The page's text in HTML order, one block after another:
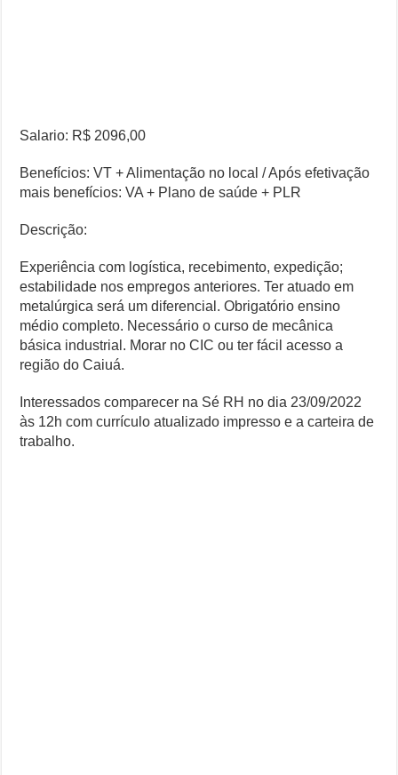
Salario: R$ 2096,00
Benefícios: VT + Alimentação no local / Após efetivação
mais benefícios: VA + Plano de saúde + PLR
Descrição:
Experiência com logística, recebimento, expedição;
estabilidade nos empregos anteriores. Ter atuado em
metalúrgica será um diferencial. Obrigatório ensino
médio completo. Necessário o curso de mecânica
básica industrial. Morar no CIC ou ter fácil acesso a
região do Caiuá.
Interessados comparecer na Sé RH no dia 23/09/2022
às 12h com currículo atualizado impresso e a carteira de
trabalho.